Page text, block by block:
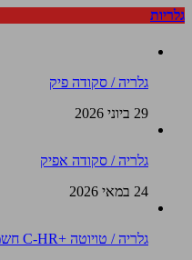
גלריות
גלריה / סקודה פיק
29 ביוני 2026
גלריה / סקודה אפיק
24 במאי 2026
גלריה / טויוטה +C-HR חשמלית